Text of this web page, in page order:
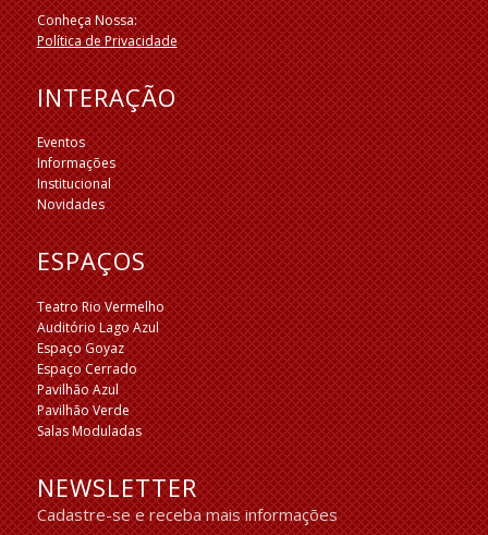
Conheça Nossa:
Política de Privacidade
INTERAÇÃO
Eventos
Informações
Institucional
Novidades
ESPAÇOS
Teatro Rio Vermelho
Auditório Lago Azul
Espaço Goyaz
Espaço Cerrado
Pavilhão Azul
Pavilhão Verde
Salas Moduladas
NEWSLETTER
Cadastre-se e receba mais informações